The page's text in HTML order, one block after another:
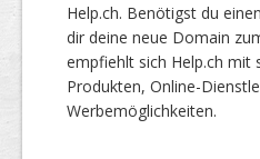
Help.ch. Benötigst du
dir deine neue Domain
empfiehlt sich Help.ch mit
Produkten, Online-
Werbemöglichkeiten.